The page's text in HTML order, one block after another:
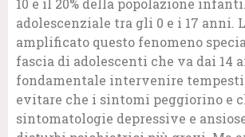
10 e il 20% della popolazione
adolescenziale tra gli 0 e i 17 anni.
amplificato questo fenomeno
fascia di adolescenti che va dai 14
fondamentale intervenire
evitare che i sintomi peggiorino e
sintomatologie depressive e